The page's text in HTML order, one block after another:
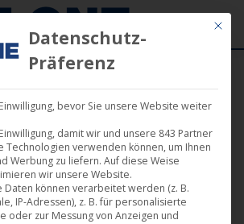
Tom ‎– The Vulcan* | Noom
Edged, digital) | 1996
Mit
Datenschutz-
Präferenz
bevor Sie unsere Website weiter
damit wir und unsere 843 Partner
Technologien verwenden können, um Ihnen
Werbung zu liefern. Auf diese Weise
wir unsere Website.
Daten können verarbeitet werden (z. B.
IP-Adressen), z. B. für personalisierte
oder zur Messung von Anzeigen und